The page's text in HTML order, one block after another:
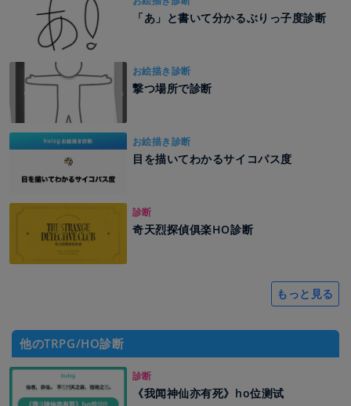
「あ」と書いて分かるぶりっ子度診断
お絵描き診断
撃つ場所で診断
お絵描き診断
目を描いてわかるサイコパス度
診断
奇天烈探偵俱楽HO診断
もっと見る
他のTRPG/HO診断
診断
《我闻神仙亦有死》ho位测试